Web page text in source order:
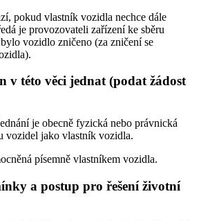
pokud vlastník vozidla nechce dále
je provozovateli zařízení ke sběru
vozidlo zničeno (za zničení se
v této věci jednat (podat žádost
je obecně fyzická nebo právnická
vozidel jako vlastník vozidla.
písemně vlastníkem vozidla.
a postup pro řešení životní